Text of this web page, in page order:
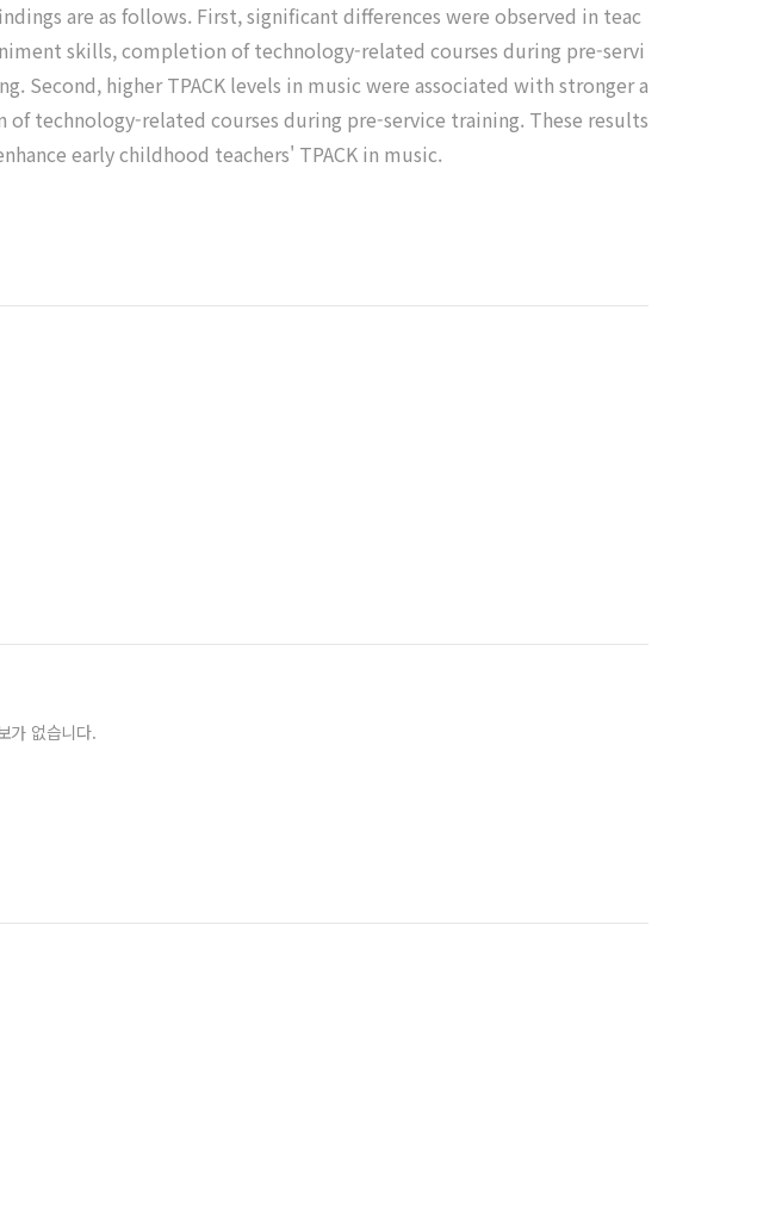
are as follows. First, significant differences were observed in teac
skills, completion of technology-related courses during pre-servi
higher TPACK levels in music were associated with stronger a
technology-related courses during pre-service training. These results
early childhood teachers' TPACK in music.
가 없습니다.